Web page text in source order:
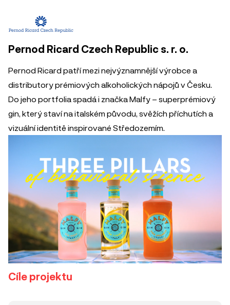
Pernod Ricard Czech Republic s. r. o.
Pernod Ricard patří mezi nejvýznamnější výrobce a
distributory prémiových alkoholických nápojů v Česku.
Do jeho portfolia spadá i značka Malfy – superprémiový
gin, který staví na italském původu, svěžích příchutích a
vizuální identitě inspirované Středozemím.
Cíle projektu